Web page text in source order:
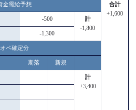
金需給予想
合計
+1,600
-500
計
-1,800
-1,300
オペ確定分
期落 新規
計
+3,400